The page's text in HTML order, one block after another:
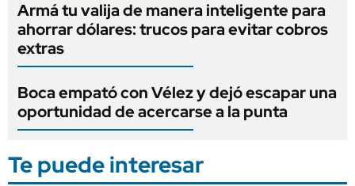
Armá tu valija de manera inteligente para
ahorrar dólares: trucos para evitar cobros
extras
Boca empató con Vélez y dejó escapar una
oportunidad de acercarse a la punta
Te puede interesar